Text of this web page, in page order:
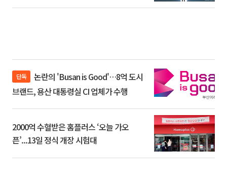
단독
브랜드, 용산 대통령실 CI 업체가 수행
2000억 수혈받은 홈플러스 ‘오늘 가오
픈’...13일 정식 개장 시험대